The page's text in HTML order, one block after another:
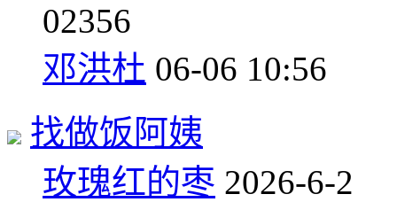
02356
邓洪杜 06-06 10:56
找做饭阿姨
玫瑰红的枣 2026-6-2